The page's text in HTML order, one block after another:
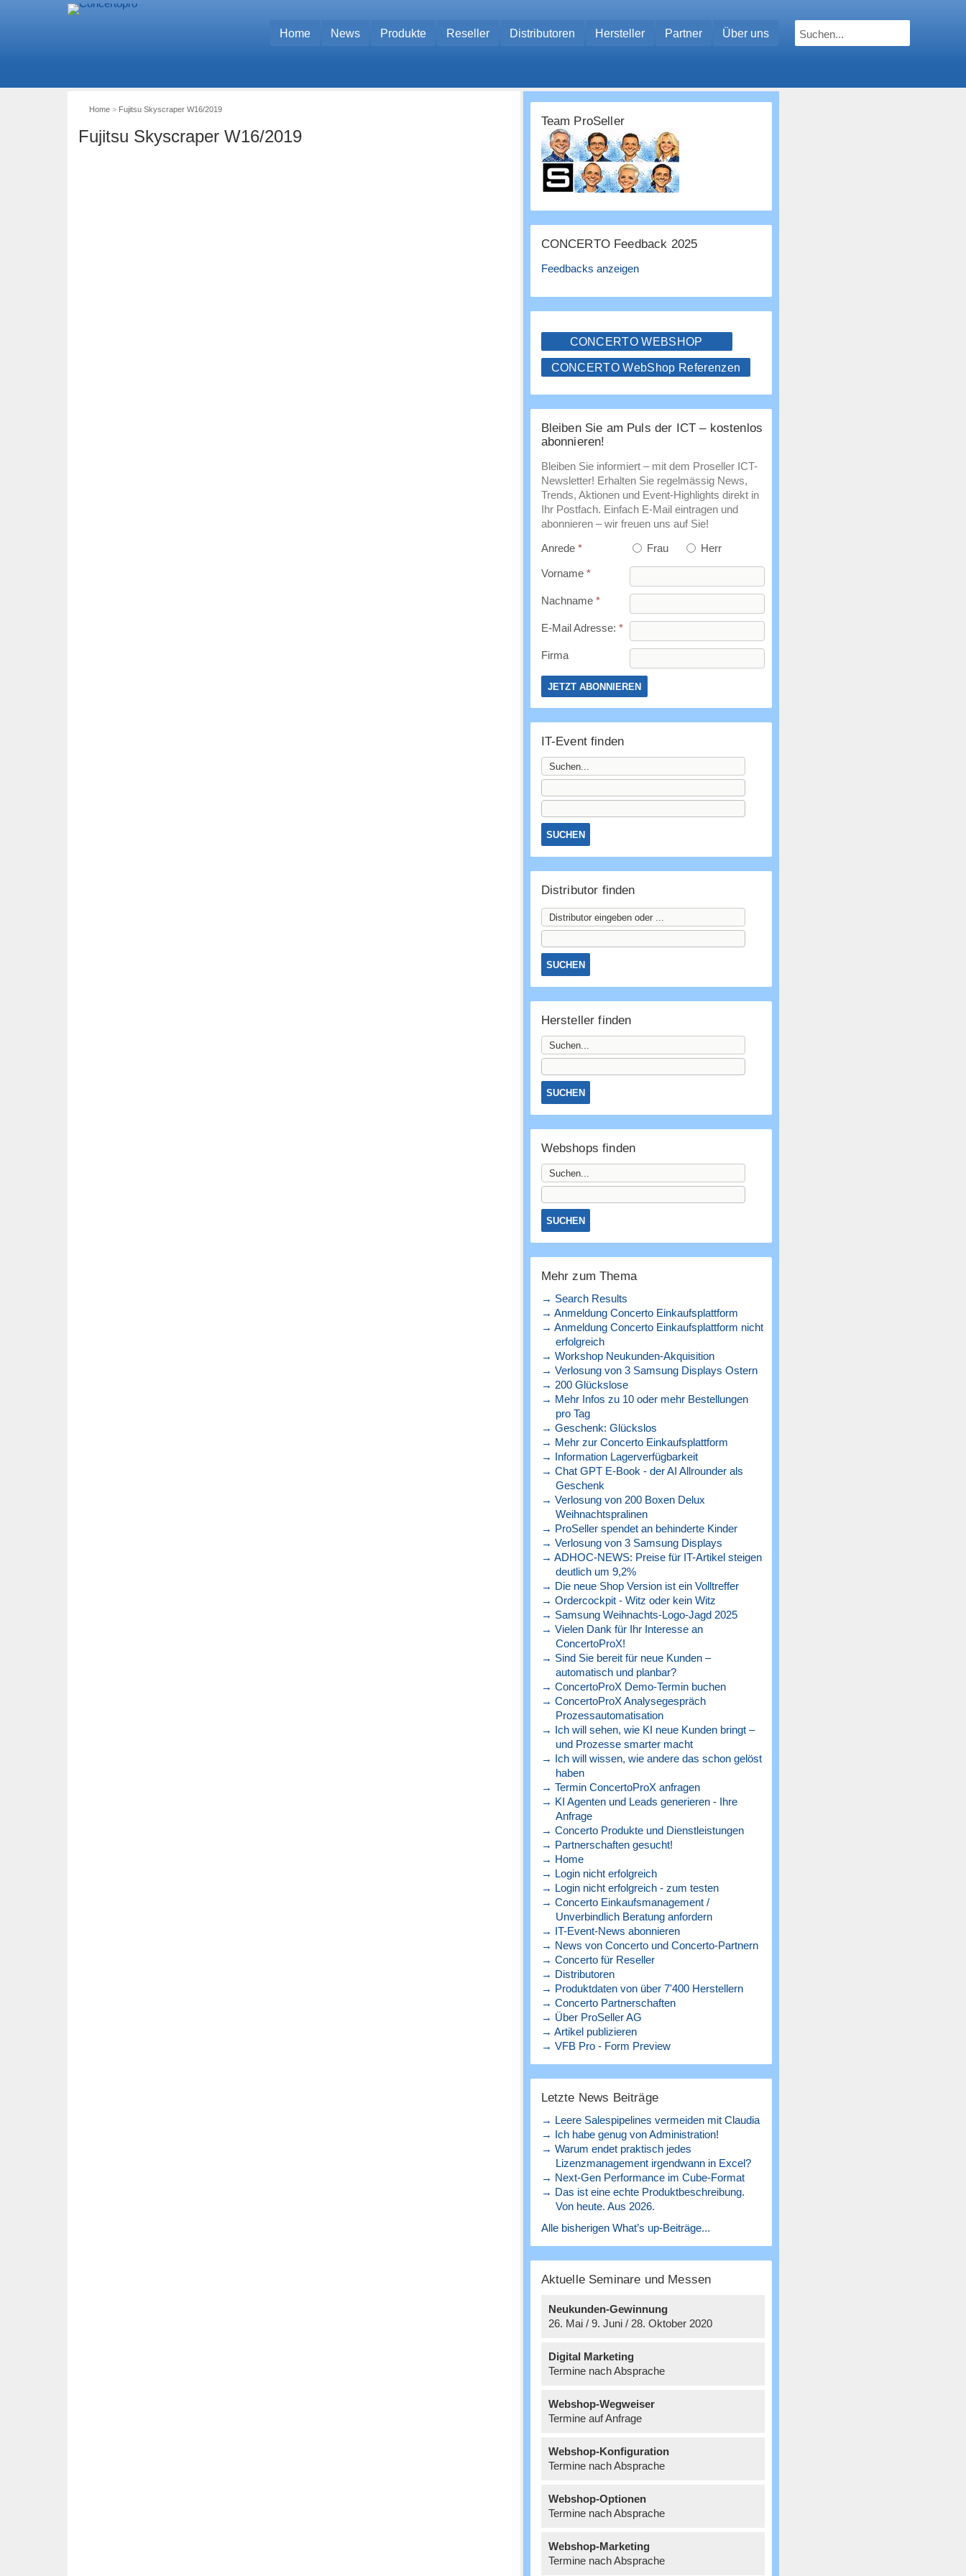
Home News Produkte Reseller Distributoren Hersteller Partner Über uns
Home> Fujitsu Skyscraper W16/2019
Fujitsu Skyscraper W16/2019
Team ProSeller
CONCERTO Feedback 2025
Feedbacks anzeigen
CONCERTO WEBSHOP
CONCERTO WebShop Referenzen
Bleiben Sie am Puls der ICT – kostenlos
abonnieren!
Bleiben Sie informiert – mit dem Proseller ICT-
Newsletter! Erhalten Sie regelmässig News,
Trends, Aktionen und Event-Highlights direkt in
Ihr Postfach. Einfach E-Mail eintragen und
abonnieren – wir freuen uns auf Sie!
Anrede * Frau Herr
Vorname *
Nachname *
E-Mail Adresse: *
Firma
IT-Event finden
Distributor finden
Hersteller finden
Webshops finden
Mehr zum Thema
→ Search Results
→ Anmeldung Concerto Einkaufsplattform
→ Anmeldung Concerto Einkaufsplattform nicht
erfolgreich
→ Workshop Neukunden-Akquisition
→ Verlosung von 3 Samsung Displays Ostern
→ 200 Glückslose
→ Mehr Infos zu 10 oder mehr Bestellungen
pro Tag
→ Geschenk: Glückslos
→ Mehr zur Concerto Einkaufsplattform
→ Information Lagerverfügbarkeit
→ Chat GPT E-Book - der AI Allrounder als
Geschenk
→ Verlosung von 200 Boxen Delux
Weihnachtspralinen
→ ProSeller spendet an behinderte Kinder
→ Verlosung von 3 Samsung Displays
→ ADHOC-NEWS: Preise für IT-Artikel steigen
deutlich um 9,2%
→ Die neue Shop Version ist ein Volltreffer
→ Ordercockpit - Witz oder kein Witz
→ Samsung Weihnachts-Logo-Jagd 2025
→ Vielen Dank für Ihr Interesse an
ConcertoProX!
→ Sind Sie bereit für neue Kunden –
automatisch und planbar?
→ ConcertoProX Demo-Termin buchen
→ ConcertoProX Analysegespräch
Prozessautomatisation
→ Ich will sehen, wie KI neue Kunden bringt –
und Prozesse smarter macht
→ Ich will wissen, wie andere das schon gelöst
haben
→ Termin ConcertoProX anfragen
→ KI Agenten und Leads generieren - Ihre
Anfrage
→ Concerto Produkte und Dienstleistungen
→ Partnerschaften gesucht!
→ Home
→ Login nicht erfolgreich
→ Login nicht erfolgreich - zum testen
→ Concerto Einkaufsmanagement /
Unverbindlich Beratung anfordern
→ IT-Event-News abonnieren
→ News von Concerto und Concerto-Partnern
→ Concerto für Reseller
→ Distributoren
→ Produktdaten von über 7'400 Herstellern
→ Concerto Partnerschaften
→ Über ProSeller AG
→ Artikel publizieren
→ VFB Pro - Form Preview
Letzte News Beiträge
→ Leere Salespipelines vermeiden mit Claudia
→ Ich habe genug von Administration!
→ Warum endet praktisch jedes
Lizenzmanagement irgendwann in Excel?
→ Next-Gen Performance im Cube-Format
→ Das ist eine echte Produktbeschreibung.
Von heute. Aus 2026.
Alle bisherigen What’s up-Beiträge...
Aktuelle Seminare und Messen
Neukunden-Gewinnung
26. Mai / 9. Juni / 28. Oktober 2020
Digital Marketing
Termine nach Absprache
Webshop-Wegweiser
Termine auf Anfrage
Webshop-Konfiguration
Termine nach Absprache
Webshop-Optionen
Termine nach Absprache
Webshop-Marketing
Termine nach Absprache